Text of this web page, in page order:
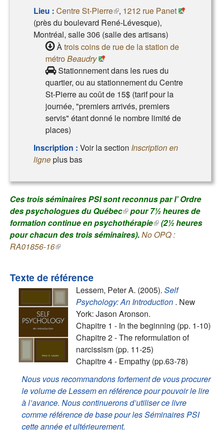
Lieu : Centre St-Pierre(le lien est externe)
, 1212 rue Panet
(près du boulevard René-Lévesque),
Montréal, salle 306 (salle des artisans)
Àtrois coins de rue de la station de
métroBeaudry
Stationnement dans les rues du
quartier, ou au stationnement du Centre
St-Pierre au coût de 15$ (tarif pour la
journée, "premiers arrivés, premiers
servis" étant donné le nombre limité de
places)
Inscription : Voir la section Inscription en
ligneplus bas
Ces trois séminaires PSI sont reconnus par l’Ordre
des psychologues du Québec(le lien est externe)
pour 7½ heures de
formation continue en psychothérapie(le lien est
externe)
(2½ heures
pour chacun des trois séminaires).No OPQ :
RA01856-16(le lien est externe)
Texte de référence
Lessem, Peter A. (2005). Self
Psychology: An Introduction . New
York: Jason Aronson.
Chapitre 1 - In the beginning (pp. 1-10)
Chapitre 2 - The reformulation of
narcissism (pp. 11-25)
Chapitre 4 - Empathy (pp.63-78)
Nous vous recommandons fortement de vous procurer
le volume de Lessem en référence pour pouvoir le lire
à l’avance. Nous continuerons d’utiliser ce livre
comme référence de base pour les Séminaires PSI
cette année et ultérieurement.